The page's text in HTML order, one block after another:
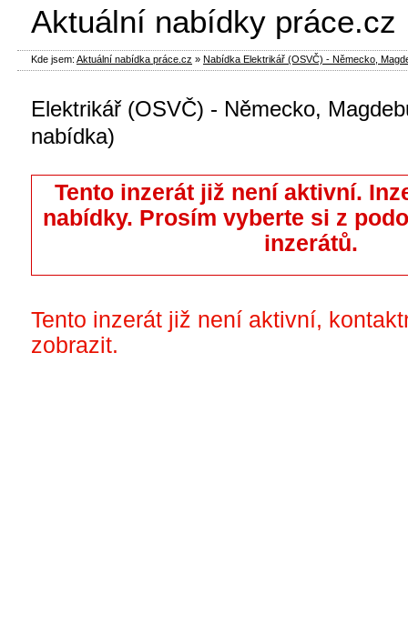
Elektrikář (OSVČ) - Německo,
nabídka)
Tento inzerát již není aktivní.
nabídky. Prosím vyberte si z
inzerátů.
Tento inzerát již není aktivní,
zobrazit.
Aktuální nabídky práce.cz
Kde jsem: Aktuální nabídka práce.cz » Nabídka Elektrikář (OSVČ) - Německo,